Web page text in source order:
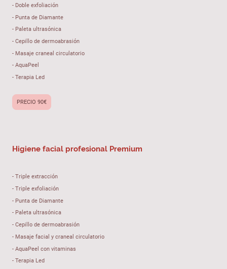
- Doble exfoliación
- Punta de Diamante
- Paleta ultrasónica
- Cepillo de dermoabrasión
- Masaje craneal circulatorio
- AquaPeel
- Terapia Led
PRECIO 90€
Higiene facial profesional Premium
- Triple extracción
- Triple exfoliación
- Punta de Diamante
- Paleta ultrasónica
- Cepillo de dermoabrasión
- Masaje facial y craneal circulatorio
- AquaPeel con vitaminas
- Terapia Led